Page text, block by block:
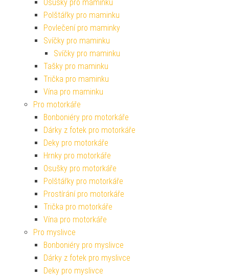
Osušky pro maminku
Polštářky pro maminku
Povlečení pro maminky
Svíčky pro maminku
Svíčky pro maminku
Tašky pro maminku
Trička pro maminku
Vína pro maminku
Pro motorkáře
Bonboniéry pro motorkáře
Dárky z fotek pro motorkáře
Deky pro motorkáře
Hrnky pro motorkáře
Osušky pro motorkáře
Polštářky pro motorkáře
Prostírání pro motorkáře
Trička pro motorkáře
Vína pro motorkáře
Pro myslivce
Bonboniéry pro myslivce
Dárky z fotek pro myslivce
Deky pro myslivce